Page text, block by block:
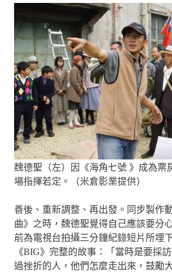
魏德聖（左）因《海角七號 》成為票
場指揮若定。（米倉影業提供）
善後、重新調整、再出發。同步製作
曲》之時，魏德聖覺得自己應該要分
前為電視台拍攝三分鐘紀錄短片所埋
《BIG》完整的故事：「當時是要採
過挫折的人，他們怎麼走出來，鼓勵